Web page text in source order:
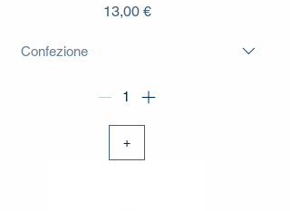
Prezzo
13,00 €
+